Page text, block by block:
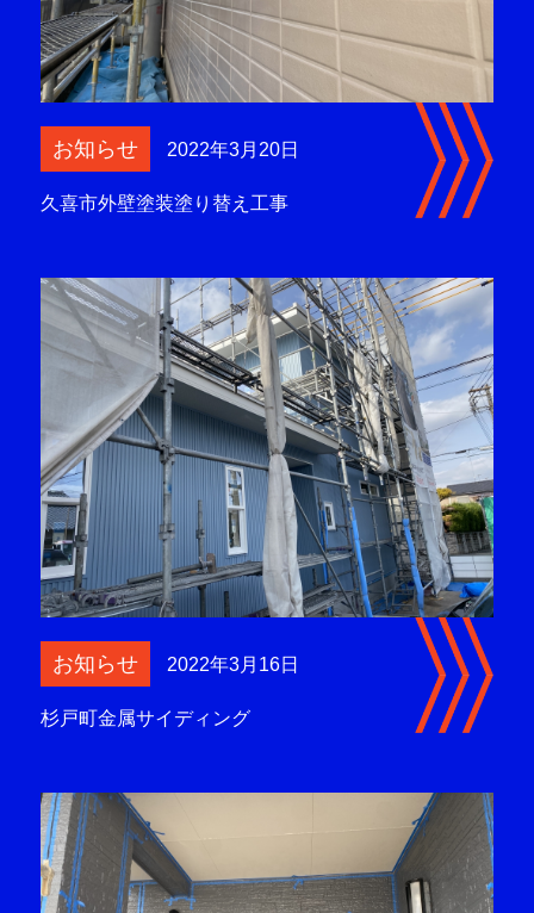
お知らせ 2022年3月20日
久喜市外壁塗装塗り替え工事
お知らせ 2022年3月16日
杉戸町金属サイディング